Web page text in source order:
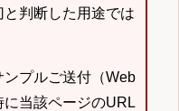
と判断した用途では
プルご送付（Web
当該ページのURL